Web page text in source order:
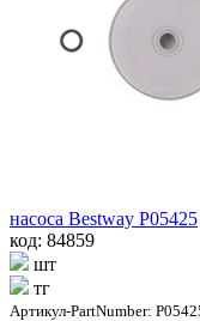
насоса Bestway P05425
код: 84859
шт
тг
Артикул-PartNumber: